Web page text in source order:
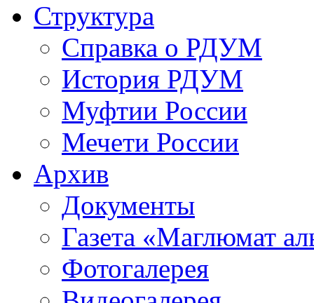
Структура
Справка о РДУМ
История РДУМ
Муфтии России
Мечети России
Архив
Документы
Газета «Маглюмат
Фотогалерея